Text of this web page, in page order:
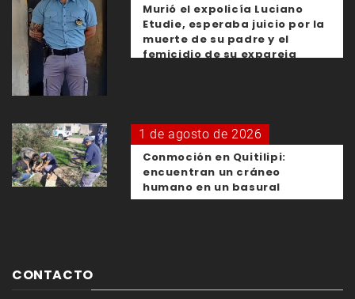
Murió el expolicía Luciano
Etudie, esperaba juicio por la
muerte de su padre y el
femicidio de su expareja
1 de agosto de 2026
Conmoción en Quitilipi:
encuentran un cráneo
humano en un basural
CONTACTO